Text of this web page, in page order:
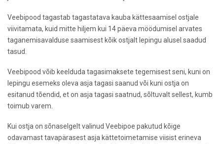
Veebipood tagastab tagastatava kauba kättesaamisel ostjale
viivitamata, kuid mitte hiljem kui 14 päeva möödumisel arvates
taganemisavalduse saamisest kõik ostjalt lepingu alusel saadud
tasud.
Veebipood võib keelduda tagasimaksete tegemisest seni, kuni on
lepingu esemeks oleva asja tagasi saanud või kuni ostja on
esitanud tõendid, et on asja tagasi saatnud, sõltuvalt sellest, kumb
toimub varem.
Kui ostja on sõnaselgelt valinud Veebipoe pakutud kõige
odavamast tavapärasest asja kättetoimetamise viisist erineva